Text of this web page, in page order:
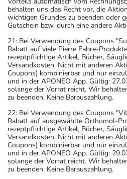
behalten uns das Recht vor, die
wichtigen Grundes zu beenden oder
Gutschein bzw. durch eine andere
21: Bei Verwendung des Coupons
Rabatt auf viele Pierre Fabre-
rezeptpflichtige Artikel, Bücher,
Versandkosten. Nicht mit anderen
Coupons) kombinierbar und nur
und in der APONEO App. Gültig:
solange der Vorrat reicht. Wir
zu beenden. Keine Barauszahlung.
22: Bei Verwendung des Coupons
Rabatt auf ausgewählte Orthomol-
rezeptpflichtige Artikel, Bücher,
Versandkosten. Nicht mit anderen
Coupons) kombinierbar und nur
und in der APONEO App. Gültig:
solange der Vorrat reicht. Wir
zu beenden. Keine Barauszahlung.